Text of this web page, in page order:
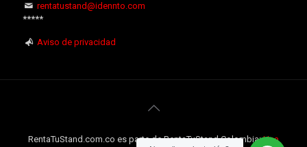
rentatustand@idennto.com
*****
Aviso de privacidad
RentaTuStand.com.co es parte de RentaTuStand Colombia:Una